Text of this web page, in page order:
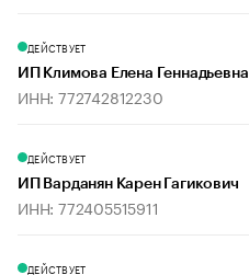
ДЕЙСТВУЕТ
ИП Климова Елена Геннадьевна
ИНН: 772742812230
ДЕЙСТВУЕТ
ИП Варданян Карен Гагикович
ИНН: 772405515911
ДЕЙСТВУЕТ